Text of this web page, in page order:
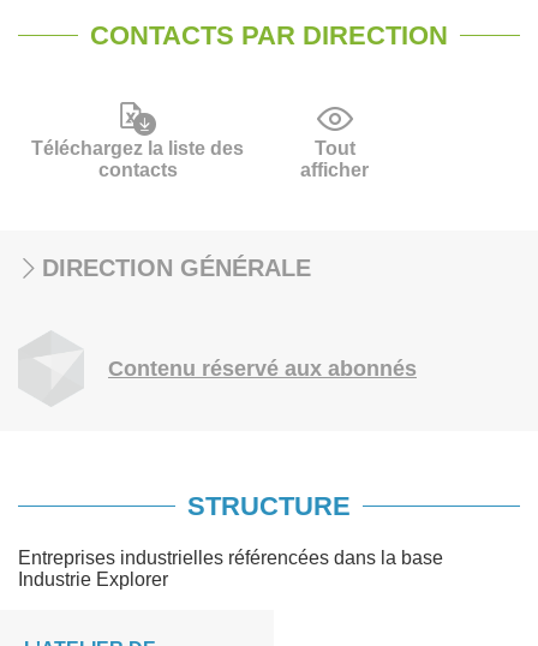
CONTACTS PAR DIRECTION
Téléchargez la liste des
contacts
Tout
afficher
DIRECTION GÉNÉRALE
Contenu réservé aux abonnés
STRUCTURE
Entreprises industrielles référencées dans la base
Industrie Explorer